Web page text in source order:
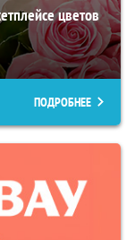
цветов
ПОДРОБНЕЕ